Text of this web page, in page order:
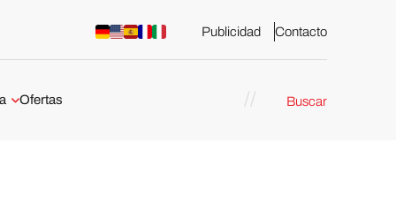
Publicidad Contacto
Ofertas Buscar